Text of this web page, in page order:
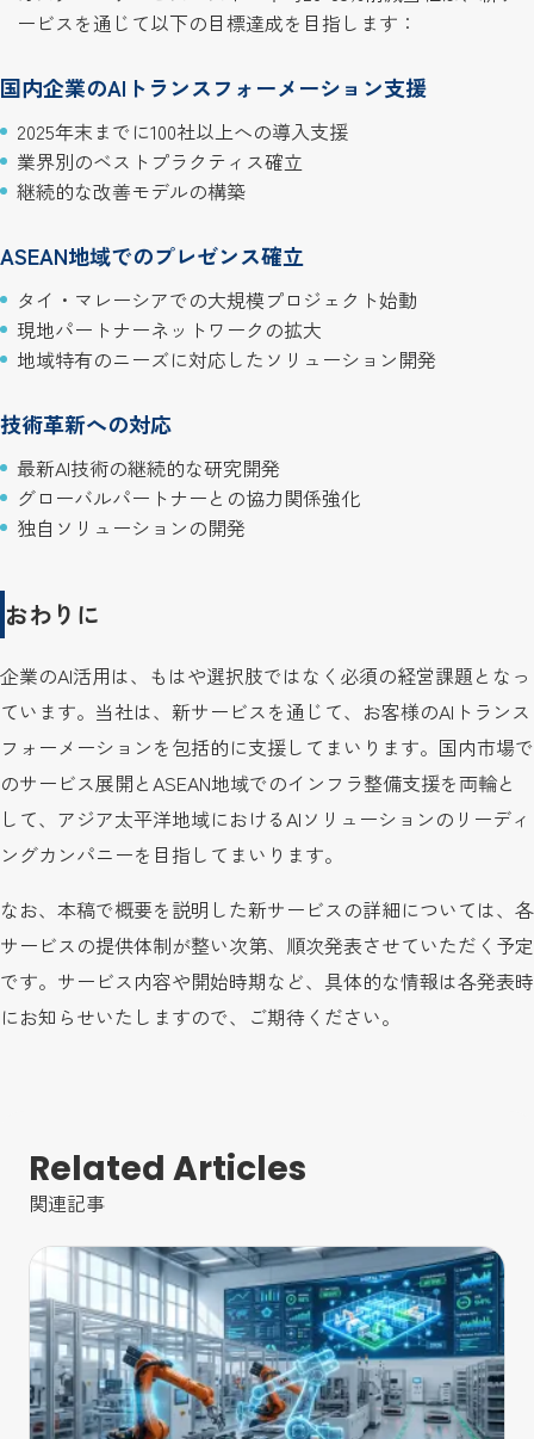
ービスを通じて以下の目標達成を目指します：
国内企業のAIトランスフォーメーション支援
2025年末までに100社以上への導入支援
業界別のベストプラクティス確立
継続的な改善モデルの構築
ASEAN地域でのプレゼンス確立
タイ・マレーシアでの大規模プロジェクト始動
現地パートナーネットワークの拡大
地域特有のニーズに対応したソリューション開発
技術革新への対応
最新AI技術の継続的な研究開発
グローバルパートナーとの協力関係強化
独自ソリューションの開発
おわりに
企業のAI活用は、もはや選択肢ではなく必須の経営課題となっ
ています。当社は、新サービスを通じて、お客様のAIトランス
フォーメーションを包括的に支援してまいります。国内市場で
のサービス展開とASEAN地域でのインフラ整備支援を両輪と
して、アジア太平洋地域におけるAIソリューションのリーディ
ングカンパニーを目指してまいります。
なお、本稿で概要を説明した新サービスの詳細については、各
サービスの提供体制が整い次第、順次発表させていただく予定
です。サービス内容や開始時期など、具体的な情報は各発表時
にお知らせいたしますので、ご期待ください。
Related Articles
関連記事